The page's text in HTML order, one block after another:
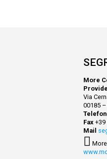
More
Via
00185
Fax+39
Mail